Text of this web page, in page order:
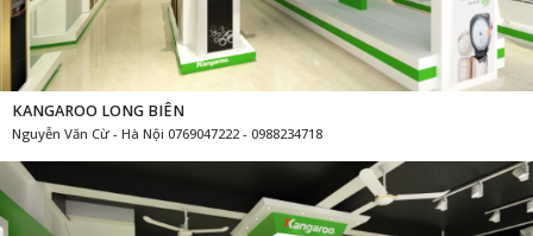
KANGAROO LONG BIÊN
Nguyễn Văn Cừ - Hà Nội 0769047222 - 0988234718